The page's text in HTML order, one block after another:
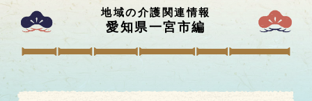
地域の介護関連情報
愛知県一宮市編